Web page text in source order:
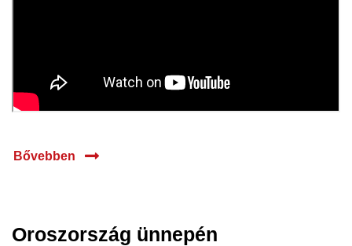
Bővebben
Oroszország ünnepén